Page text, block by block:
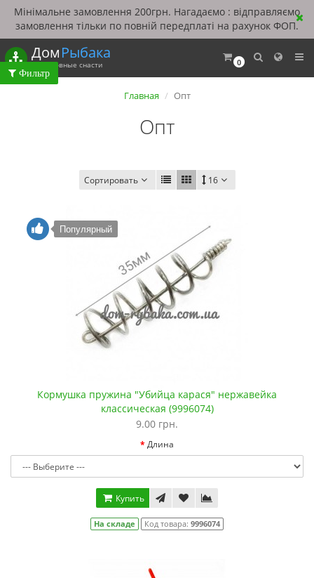
Мінімальне замовлення 200грн. Нагадаємо : відправляємо
замовлення тільки по повній передплаті на рахунок ФОП.
0
ДомРыбака
Рыболовные снасти
Главная Опт
Опт
Сортировать 16
Популярный
Кормушка пружина "Убийца карася" нержавейка
классическая (9996074)
9.00 грн.
Длина
Купить
На складе Код товара: 9996074